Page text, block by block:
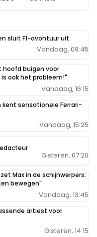
sluit F1-avontuur uit
Vandaag, 09:45
hoofd buigen voor
ook het probleem!"
Vandaag, 16:15
sensationele Ferrari-
Vandaag, 15:25
Gisteren, 07:20
Max in de schijnwerpers:
bewegen"
Vandaag, 13:45
artiest voor
Gisteren, 14:15